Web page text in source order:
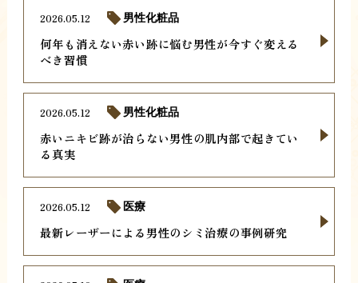
何年も消えない赤い跡に悩む男性が今すぐ変える
べき習慣
2026.05.12 男性化粧品
赤いニキビ跡が治らない男性の肌内部で起きてい
る真実
2026.05.12 男性化粧品
最新レーザーによる男性のシミ治療の事例研究
2026.05.12 医療